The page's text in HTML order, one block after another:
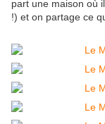
part une maison où
!) et on partage ce